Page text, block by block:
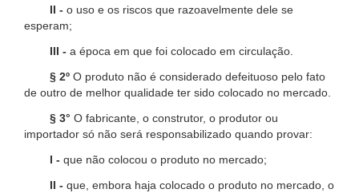
II - o uso e os riscos que razoavelmente dele se
esperam;
III - a época em que foi colocado em circulação.
§ 2º O produto não é considerado defeituoso pelo fato
de outro de melhor qualidade ter sido colocado no mercado.
§ 3° O fabricante, o construtor, o produtor ou
importador só não será responsabilizado quando provar:
I - que não colocou o produto no mercado;
II - que, embora haja colocado o produto no mercado, o